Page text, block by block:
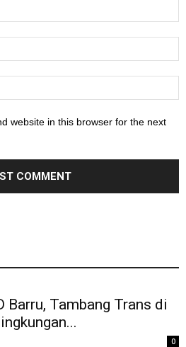
website in this browser for the next
Barru, Tambang Trans di
0